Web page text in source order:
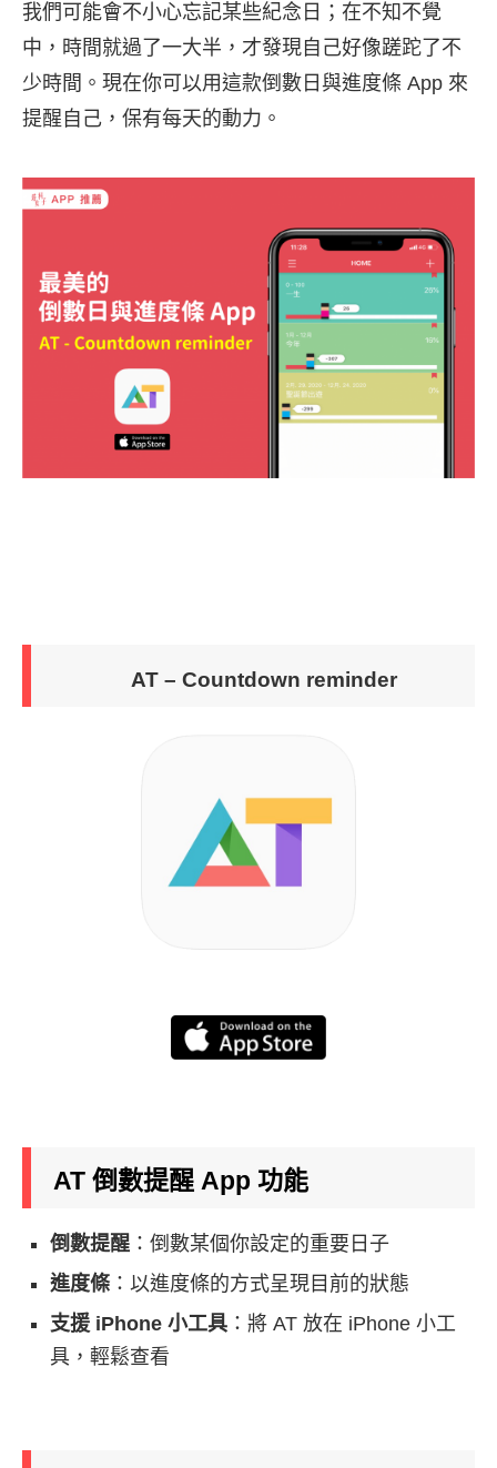
我們可能會不小心忘記某些紀念日；在不知不覺
中，時間就過了一大半，才發現自己好像蹉跎了不
少時間。現在你可以用這款倒數日與進度條 App 來
提醒自己，保有每天的動力。
AT – Countdown reminder
AT 倒數提醒 App 功能
倒數提醒 ：倒數某個你設定的重要日子
進度條 ：以進度條的方式呈現目前的狀態
支援 iPhone 小工具 ：將 AT 放在 iPhone 小工
具，輕鬆查看